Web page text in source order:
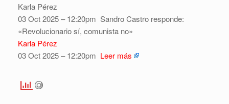
Karla Pérez
03 Oct 2025 – 12:20pm Sandro Castro responde:
«Revolucionario sí, comunista no»
Karla Pérez
03 Oct 2025 – 12:20pm Leer más